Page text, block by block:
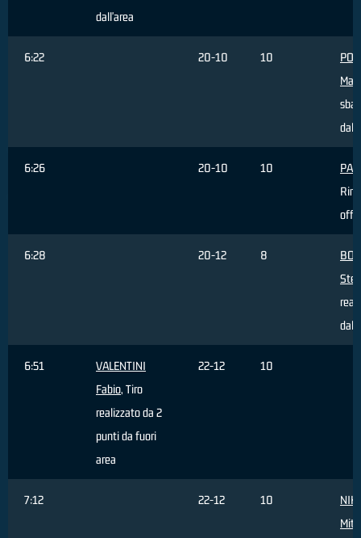
dall'area
6:22 20-10 10
6:26 20-10 10
6:28 20-12 8
6:51
VALENTINI
Fabio, Tiro
realizzato da 2
punti da fuori
area
22-12 10
7:12 22-12 10